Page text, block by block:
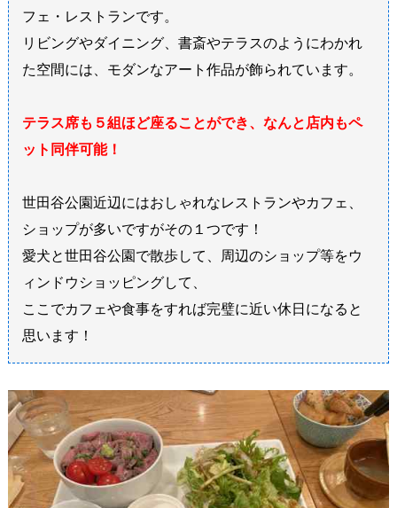
フェ・レストランです。
リビングやダイニング、書斎やテラスのようにわかれ
た空間には、モダンなアート作品が飾られています。
テラス席も５組ほど座ることができ、なんと店内もペ
ット同伴可能！
世田谷公園近辺にはおしゃれなレストランやカフェ、
ショップが多いですがその１つです！
愛犬と世田谷公園で散歩して、周辺のショップ等をウ
ィンドウショッピングして、
ここでカフェや食事をすれば完璧に近い休日になると
思います！